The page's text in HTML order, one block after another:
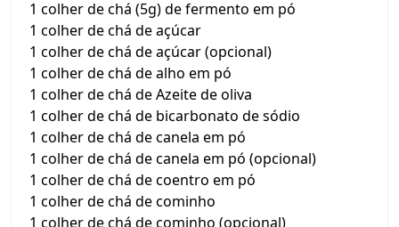
1 colher de chá (5g) de fermento em pó
1 colher de chá de açúcar
1 colher de chá de açúcar (opcional)
1 colher de chá de alho em pó
1 colher de chá de Azeite de oliva
1 colher de chá de bicarbonato de sódio
1 colher de chá de canela em pó
1 colher de chá de canela em pó (opcional)
1 colher de chá de coentro em pó
1 colher de chá de cominho
1 colher de chá de cominho (opcional)